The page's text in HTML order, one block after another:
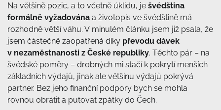
Na většině pozic, a to včetně úklidu, je švédština
formálně vyžadována a životopis ve švédštině má
rozhodně větší váhu. V minulém článku jsem již psala, že
jsem částečně zaopatřená díky převodu dávek
v nezaměstnanosti z České republiky. Těchto pár – na
švédské poměry – drobných mi stačí k pokrytí menších
základních výdajů, jinak ale většinu výdajů pokrývá
partner. Bez jeho finanční podpory bych se mohla
rovnou obrátit a putovat zpátky do Čech.